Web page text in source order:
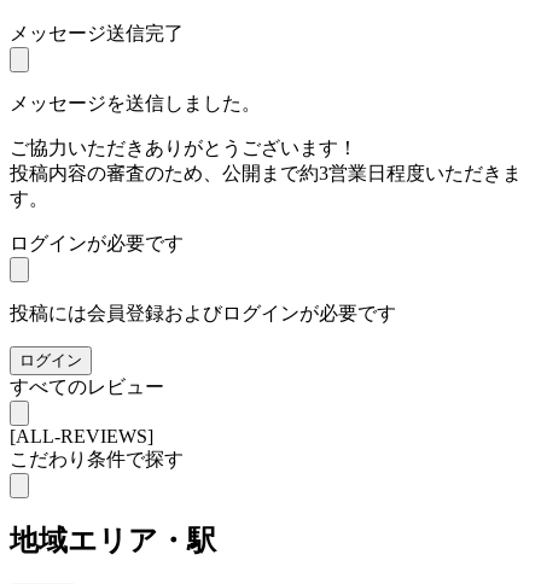
メッセージ送信完了
メッセージを送信しました。
ご協力いただきありがとうございます！
投稿内容の審査のため、公開まで約3営業日程度いただきま
す。
ログインが必要です
投稿には会員登録およびログインが必要です
ログイン
すべてのレビュー
[ALL-REVIEWS]
こだわり条件で探す
地域エリア・駅